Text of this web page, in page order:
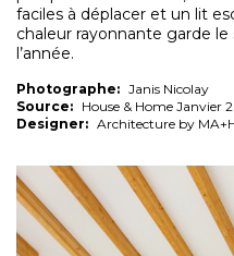
faciles à déplacer et un lit
chaleur rayonnante garde
l’année.
Photographe: Janis Nicolay
Source: House & Home Janvier
Designer: Architecture by